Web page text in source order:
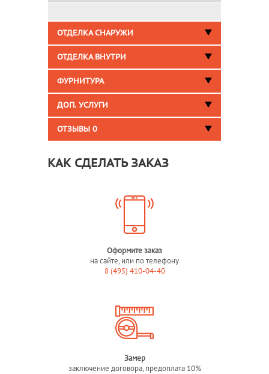
ОТДЕЛКА СНАРУЖИ
ОТДЕЛКА ВНУТРИ
ФУРНИТУРА
ДОП. УСЛУГИ
ОТЗЫВЫ 0
КАК СДЕЛАТЬ ЗАКАЗ
Оформите заказ
на сайте, или по телефону
8 (495) 410-04-40
Замер
заключение договора, предоплата 10%